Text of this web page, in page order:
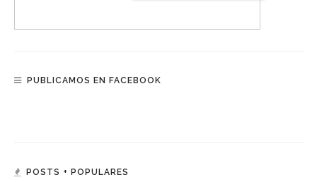
PUBLICAMOS EN FACEBOOK
POSTS + POPULARES